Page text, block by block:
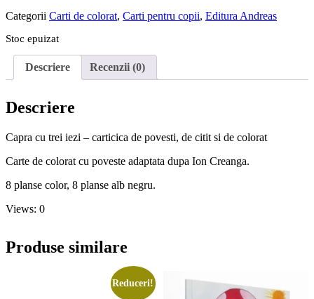
Categorii Carti de colorat, Carti pentru copii, Editura Andreas
Stoc epuizat
Descriere Recenzii (0)
Descriere
Capra cu trei iezi – carticica de povesti, de citit si de colorat
Carte de colorat cu poveste adaptata dupa Ion Creanga.
8 planse color, 8 planse alb negru.
Views: 0
Produse similare
Reduceri!